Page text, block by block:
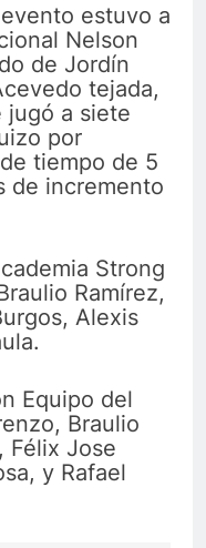
estuvo a
Nelson
de Jordín
tejada,
jugó a siete
por
tiempo de 5
de incremento
Strong
Ramírez,
Alexis
Equipo del
Braulio
Félix Jose
y Rafael